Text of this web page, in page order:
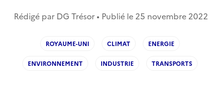
Rédigé par DG Trésor • Publié le 25 novembre 2022
ROYAUME-UNI CLIMAT ENERGIE
ENVIRONNEMENT INDUSTRIE TRANSPORTS